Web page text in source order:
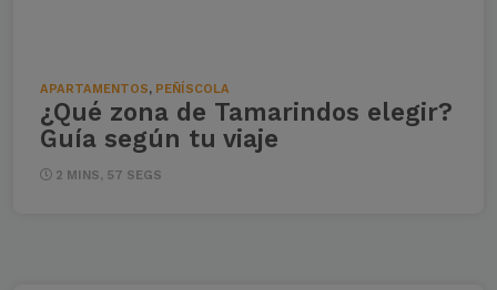
APARTAMENTOS, PEÑÍSCOLA
¿Qué zona de Tamarindos elegir?
Guía según tu viaje
2 MINS, 57 SEGS